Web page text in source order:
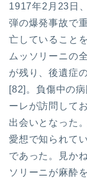
1917年2月23日
弾の爆発事故で
亡していること
ムッソリーニの
が残り、後遺症
[82]。負傷中の
ーレが訪問して
出会いとなった
愛想で知られて
であった。見か
ソリーニが麻酔